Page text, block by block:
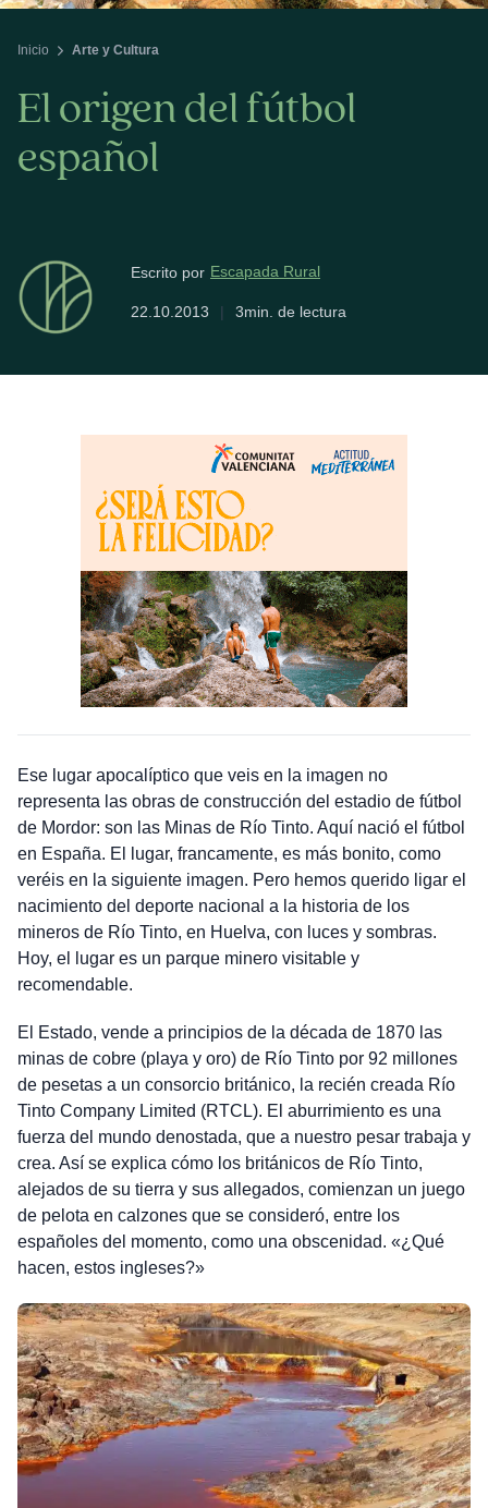
Inicio Arte y Cultura
El origen del fútbol
español
Escrito por Escapada Rural
22.10.2013 | 3min. de lectura
Ese lugar apocalíptico que veis en la imagen no
representa las obras de construcción del estadio de fútbol
de Mordor: son las Minas de Río Tinto. Aquí nació el fútbol
en España. El lugar, francamente, es más bonito, como
veréis en la siguiente imagen. Pero hemos querido ligar el
nacimiento del deporte nacional a la historia de los
mineros de Río Tinto, en Huelva, con luces y sombras.
Hoy, el lugar es un parque minero visitable y
recomendable.
El Estado, vende a principios de la década de 1870 las
minas de cobre (playa y oro) de Río Tinto por 92 millones
de pesetas a un consorcio británico, la recién creada Río
Tinto Company Limited (RTCL). El aburrimiento es una
fuerza del mundo denostada, que a nuestro pesar trabaja y
crea. Así se explica cómo los británicos de Río Tinto,
alejados de su tierra y sus allegados, comienzan un juego
de pelota en calzones que se consideró, entre los
españoles del momento, como una obscenidad. «¿Qué
hacen, estos ingleses?»